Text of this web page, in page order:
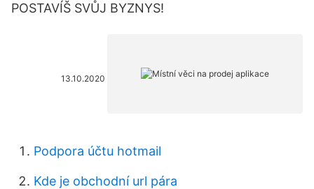
POSTAVÍŠ SVŮJ BYZNYS!
13.10.2020
Podpora účtu hotmail
Kde je obchodní url pára